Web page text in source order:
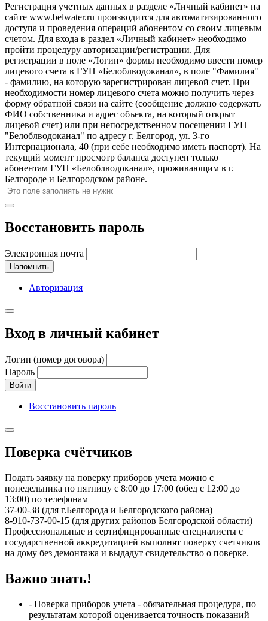
Регистрация учетных данных в разделе «Личный кабинет» на
сайте www.belwater.ru производится для автоматизированного
доступа и проведения операций абонентом со своим лицевым
счетом. Для входа в раздел «Личный кабинет» необходимо
пройти процедуру авторизации/регистрации. Для
регистрации в поле «Логин» формы необходимо ввести номер
лицевого счета в ГУП «Белоблводоканал», в поле "Фамилия"
- фамилию, на которую зарегистрирован лицевой счет. При
необходимости номер лицевого счета можно получить через
форму обратной связи на сайте (сообщение должно содержать
ФИО собственника и адрес объекта, на который открыт
лицевой счет) или при непосредственном посещении ГУП
"Белоблводоканал" по адресу г. Белгород, ул. 3-го
Интернационала, 40 (при себе необходимо иметь паспорт). На
текущий момент просмотр баланса доступен только
абонентам ГУП «Белоблводоканал», проживающим в г.
Белгороде и Белгородском районе.
Восстановить пароль
Электронная почта
Напомнить
Авторизация
Вход в личный кабинет
Логин (номер договора)
Пароль
Войти
Восстановить пароль
Поверка счётчиков
Подать заявку на поверку приборов учета можно с
понедельника по пятницу с 8:00 до 17:00 (обед с 12:00 до
13:00) по телефонам
37-00-38 (для г.Белгорода и Белгородского района)
8-910-737-00-15 (для других районов Белгородской области)
Профессиональные и сертифицированные специалисты с
государственной аккредитацией выполнят поверку счетчиков
на дому без демонтажа и выдадут свидетельство о поверке.
Важно знать!
- Поверка приборов учета - обязательная процедура, по
результатам которой оценивается точность показаний